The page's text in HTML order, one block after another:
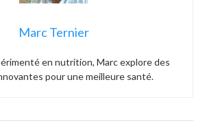
Marc Ternier
en nutrition, Marc explore des
pour une meilleure santé.